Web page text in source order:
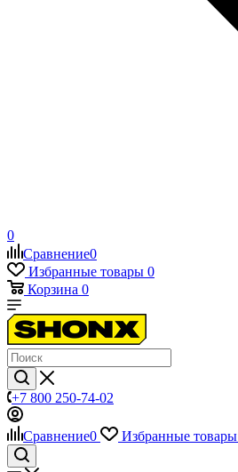
0
Сравнение0
Избранные товары 0
Корзина 0
+7 800 250-74-02
Сравнение0 Избранные товары